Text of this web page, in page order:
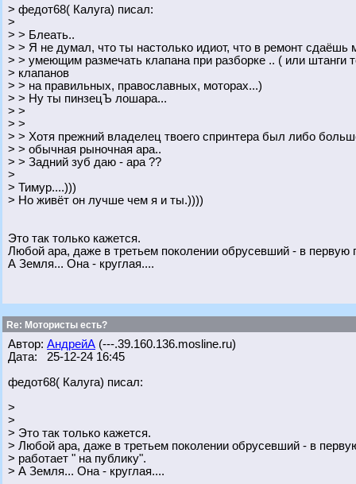
> федот68( Калуга) писал:
>
> > Блеать..
> > Я не думал, что ты настолько идиот, что в ремонт сдаёшь
> > умеющим размечать клапана при разборке .. ( или штанги
> клапанов
> > на правильных, православных, моторах...)
> > Ну ты пинзецЪ лошара...
> >
> >
> > Хотя прежний владелец твоего спринтера был либо
> > обычная рыночная ара..
> > Задний зуб даю - ара ??
>
> Тимур....)))
> Но живёт он лучше чем я и ты.))))
Это так только кажется.
Любой ара, даже в третьем поколении обрусевший - в первую
А Земля... Она - круглая....
Re: Мотористы есть?
Автор: АндрейА (---.39.160.136.mosline.ru)
Дата: 25-12-24 16:45
федот68( Калуга) писал:
>
>
> Это так только кажется.
> Любой ара, даже в третьем поколении обрусевший - в
> работает " на публику".
> А Земля... Она - круглая....